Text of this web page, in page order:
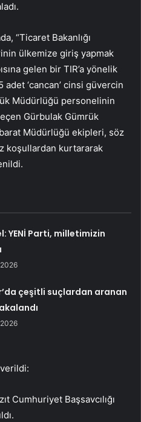
“Ticaret Bakanlığı
ülkemize giriş yapmak
gelen bir TIR’a yönelik
‘cancan’ cinsi güvercin
Müdürlüğü personelinin
Gürbulak Gümrük
Müdürlüğü ekipleri, söz
koşullardan kurtararak
YENİ Parti, milletimizin
çeşitli suçlardan aranan
Cumhuriyet Başsavcılığı